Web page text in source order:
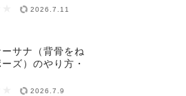
2026.7.11
サナ（背骨をね
ズ）のやり方・
2026.7.9